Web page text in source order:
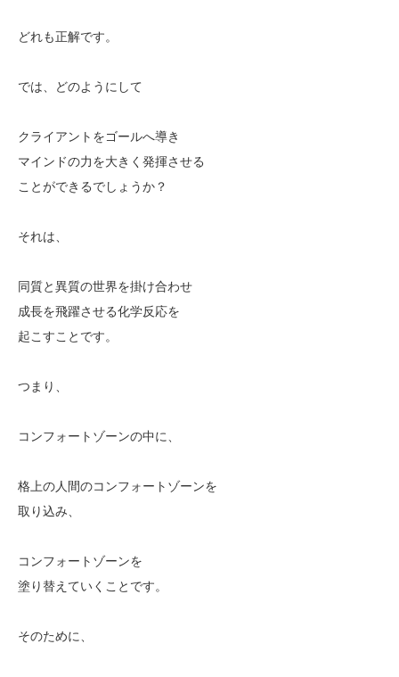
どれも正解です。
では、どのようにして
クライアントをゴールへ導き
マインドの力を大きく発揮させる
ことができるでしょうか？
それは、
同質と異質の世界を掛け合わせ
成長を飛躍させる化学反応を
起こすことです。
つまり、
コンフォートゾーンの中に、
格上の人間のコンフォートゾーンを
取り込み、
コンフォートゾーンを
塗り替えていくことです。
そのために、